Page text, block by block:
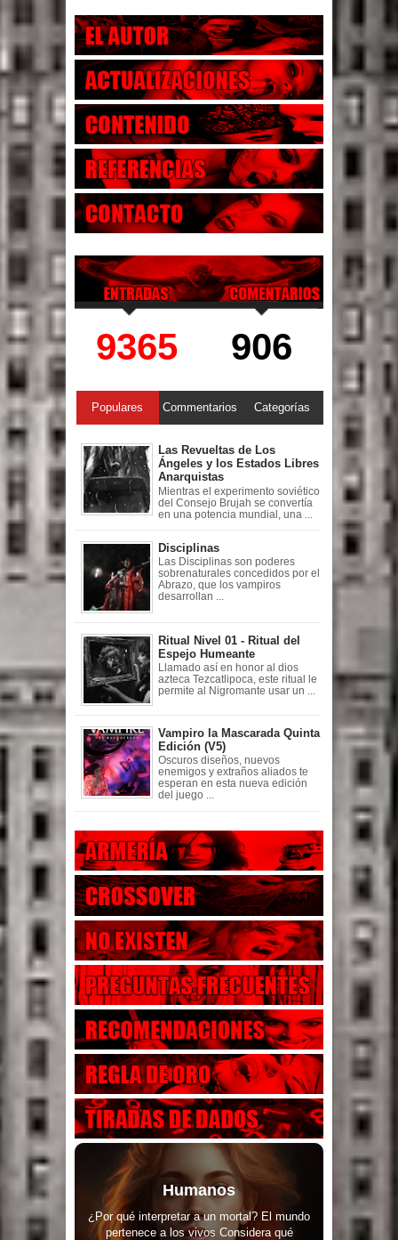
9365 906
Populares Commentarios Categorías
Las Revueltas de Los
Ángeles y los Estados Libres
Anarquistas
Mientras el experimento soviético
del Consejo Brujah se convertía
en una potencia mundial, una ...
Disciplinas
Las Disciplinas son poderes
sobrenaturales concedidos por el
Abrazo, que los vampiros
desarrollan ...
Ritual Nivel 01 - Ritual del
Espejo Humeante
Llamado así en honor al dios
azteca Tezcatlipoca, este ritual le
permite al Nigromante usar un ...
Vampiro la Mascarada Quinta
Edición (V5)
Oscuros diseños, nuevos
enemigos y extraños aliados te
esperan en esta nueva edición
del juego ...
Humanos
¿Por qué interpretar a un mortal? El mundo
pertenece a los vivos Considera qué